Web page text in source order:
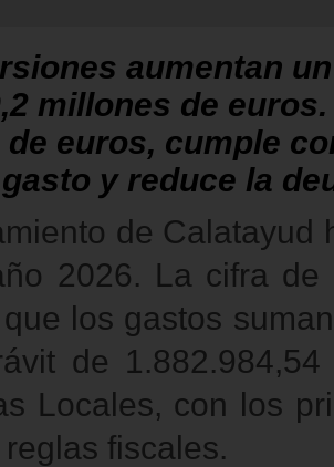
aumentan
millones de
euros, cumple
y reduce la
de
2026. La cifra de
los gastos
de
Locales, con los
fiscales.